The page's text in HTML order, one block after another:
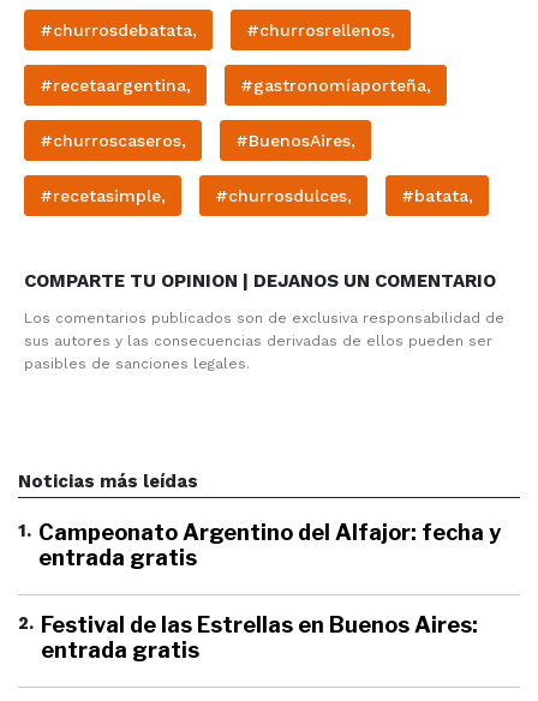
#churrosdebatata, #churrosrellenos,
#recetaargentina, #gastronomíaporteña,
#churroscaseros, #BuenosAires,
#recetasimple, #churrosdulces, #batata,
COMPARTE TU OPINION | DEJANOS UN COMENTARIO
Los comentarios publicados son de exclusiva responsabilidad de
sus autores y las consecuencias derivadas de ellos pueden ser
pasibles de sanciones legales.
Noticias más leídas
1. Campeonato Argentino del Alfajor: fecha y
entrada gratis
2. Festival de las Estrellas en Buenos Aires:
entrada gratis